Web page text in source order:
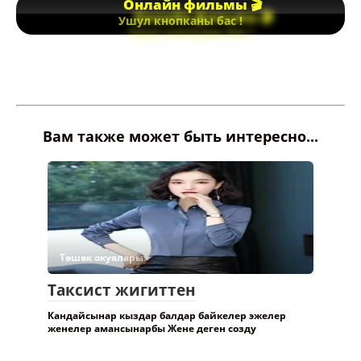
Онлайн фильмы 🎬
Ушул кнопканы бас !
Вам также может быть интересно...
Төшөк окуялары.
Таксист жигиттен
Кандайсынар кыздар балдар байкелер эжелер